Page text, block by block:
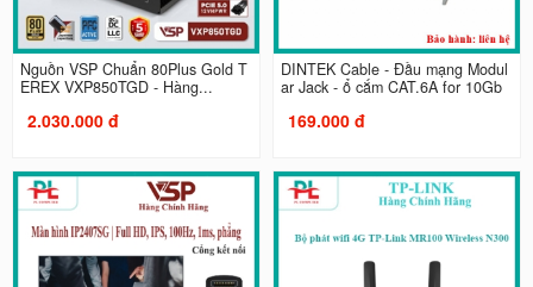
Nguồn VSP Chuẩn 80Plus Gold T
EREX VXP850TGD - Hàng...
2.030.000 đ
DINTEK Cable - Đầu mạng Modul
ar Jack - ổ cắm CAT.6A for 10Gb
169.000 đ